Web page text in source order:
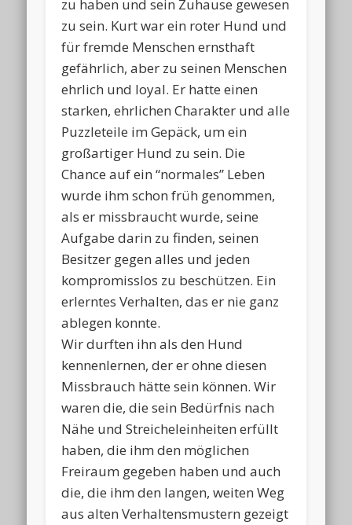
zu haben und sein Zuhause gewesen
zu sein. Kurt war ein roter Hund und
für fremde Menschen ernsthaft
gefährlich, aber zu seinen Menschen
ehrlich und loyal. Er hatte einen
starken, ehrlichen Charakter und alle
Puzzleteile im Gepäck, um ein
großartiger Hund zu sein. Die
Chance auf ein “normales” Leben
wurde ihm schon früh genommen,
als er missbraucht wurde, seine
Aufgabe darin zu finden, seinen
Besitzer gegen alles und jeden
kompromisslos zu beschützen. Ein
erlerntes Verhalten, das er nie ganz
ablegen konnte.
Wir durften ihn als den Hund
kennenlernen, der er ohne diesen
Missbrauch hätte sein können. Wir
waren die, die sein Bedürfnis nach
Nähe und Streicheleinheiten erfüllt
haben, die ihm den möglichen
Freiraum gegeben haben und auch
die, die ihm den langen, weiten Weg
aus alten Verhaltensmustern gezeigt